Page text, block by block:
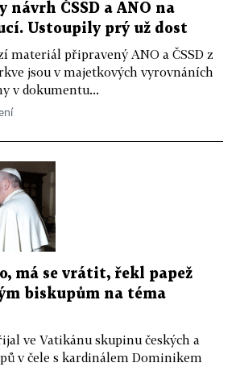
ČSSD a ANO na
Ustoupily prý už dost
materiál připravený ANO a ČSSD z
jsou v majetkových vyrovnáních
v dokumentu...
má se vrátit, řekl papež
biskupům na téma
ve Vatikánu skupinu českých a
v čele s kardinálem Dominikem